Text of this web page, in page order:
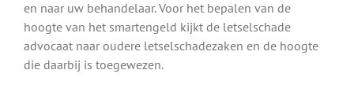
en naar uw behandelaar. Voor het bepalen van de
hoogte van het smartengeld kijkt de letselschade
advocaat naar oudere letselschadezaken en de hoogte
die daarbij is toegewezen.